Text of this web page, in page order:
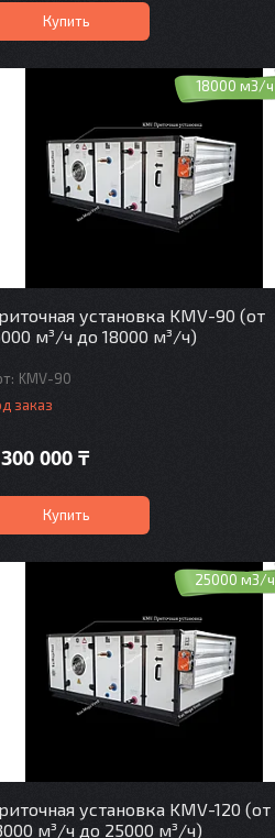
Купить
18000 м3/ч
установка KMV-90 (от
м³/ч до 18000 м³/ч)
KMV-90
заказ
000 ₸
Купить
25000 м3/ч
установка KMV-120 (от
м³/ч до 25000 м³/ч)